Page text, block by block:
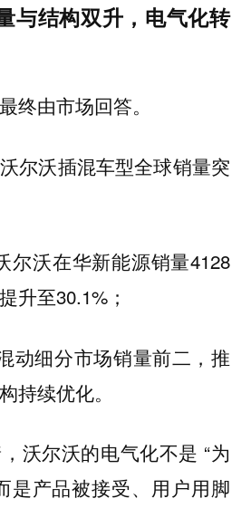
与结构双升，电气化转
终由市场回答。
尔沃插混车型全球销量突
尔沃在华新能源销量4128
升至30.1%；
动细分市场销量前二，推
持续优化。
沃尔沃的电气化不是 “为
是产品被接受、用户用脚